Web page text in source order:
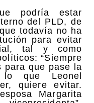
podría estar
del PLD, de
todavía no ha
para evitar
tal y como
“Siempre
para que pase la
que Leonel
quiere evitar.
Margarita